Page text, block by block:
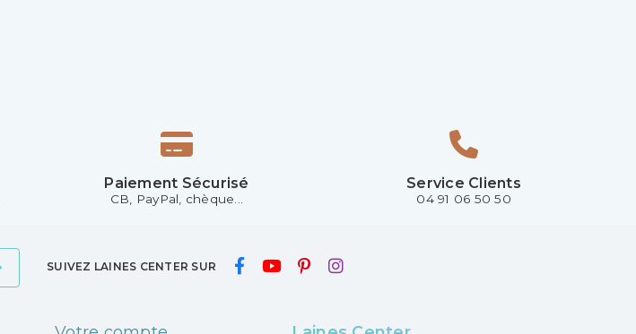
Paiement Sécurisé
CB, PayPal, chèque...
Service Clients
04 91 06 50 50
SUIVEZ LAINES CENTER SUR